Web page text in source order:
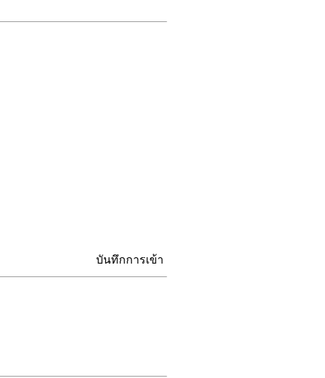
บันทึกการเข้า